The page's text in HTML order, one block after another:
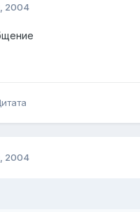
2004
2004